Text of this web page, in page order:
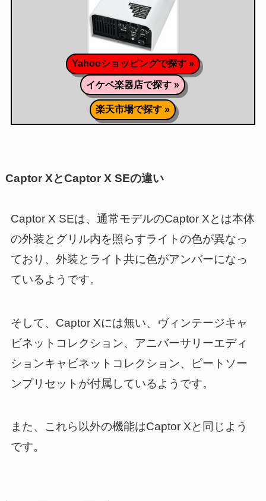
Yahooショッピングで探す »
イケベ楽器店で探す »
楽天市場で探す »
Captor XとCaptor X SEの違い
Captor X SEは、通常モデルのCaptor Xとは本体
の外装とグリル内を照らすライトの色が異なっ
ており、外装とライト共に色がアンバーになっ
ているようです。
そして、Captor Xには無い、ヴィンテージキャ
ビネットコレクション、アニバーサリーエディ
ションキャビネットコレクション、ピートソー
ンプリセットが付属しているようです。
また、これら以外の機能はCaptor Xと同じよう
です。